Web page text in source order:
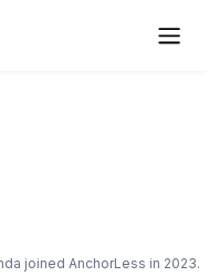
joined AnchorLess in 2023.